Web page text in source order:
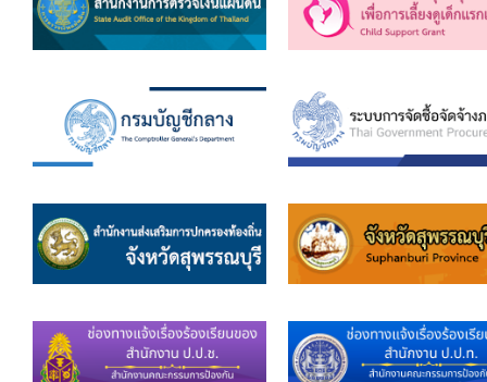
แบบฟอร์มบริหารงานบุคคล
รายงานตรวจสอบภายใน
รายงานเครื่องจักรกล อบจ.
ศูนย์อำนวยการการเลือกตั้ง สมาชิกสภาและนายก
งานแผนการบริหารจัดการความเสี่ยงของ อบจ.สุพร
ติดต่อ